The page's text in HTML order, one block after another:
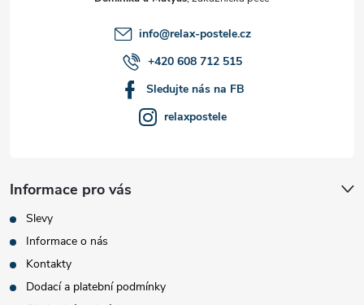
info@relax-postele.cz
+420 608 712 515
Sledujte nás na FB
relaxpostele
Informace pro vás
Slevy
Informace o nás
Kontakty
Dodací a platební podmínky